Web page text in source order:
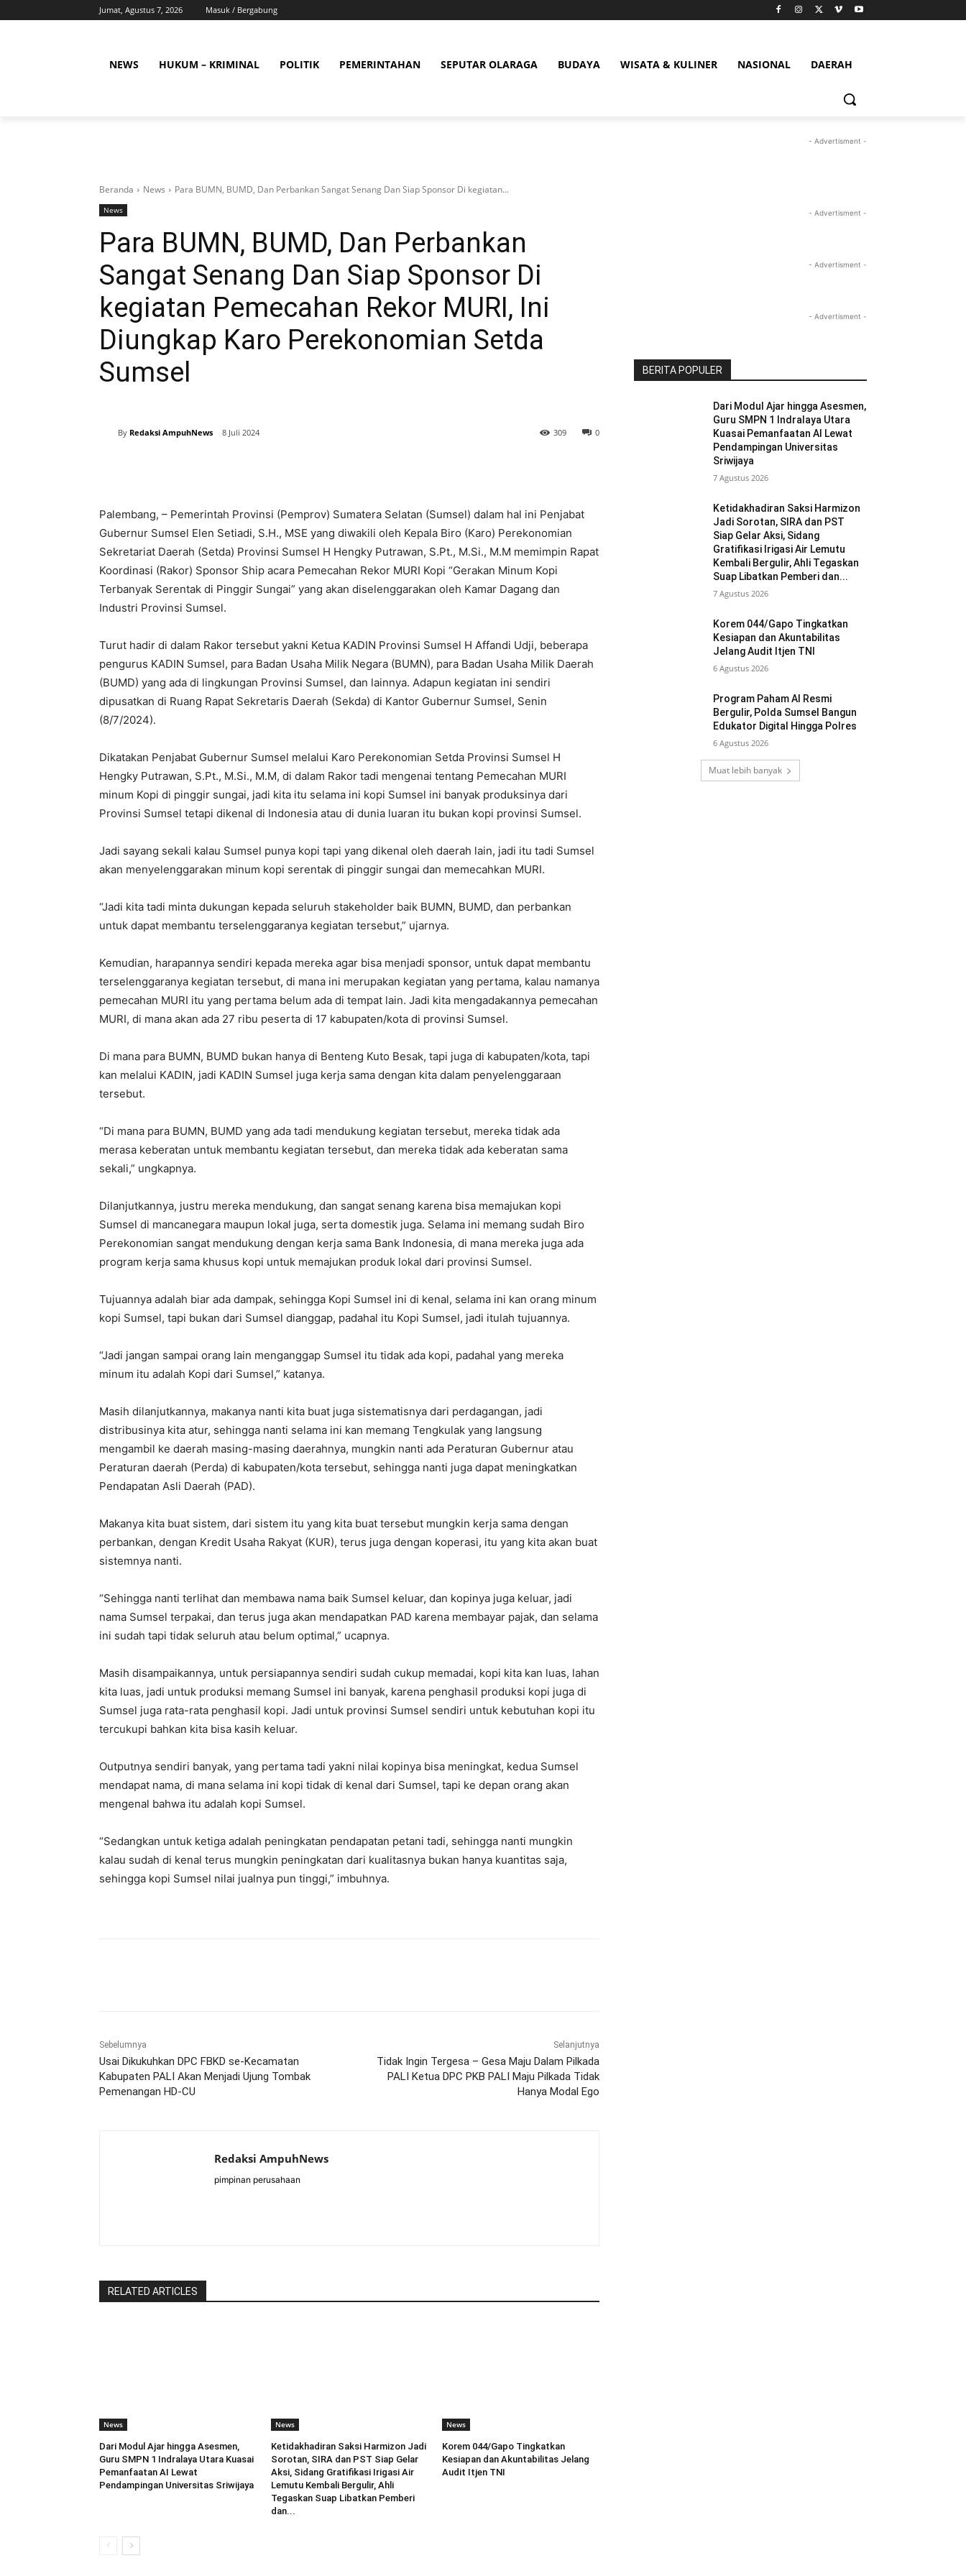
Jumat, Agustus 7, 2026 Masuk / Bergabung
NEWS HUKUM – KRIMINAL POLITIK PEMERINTAHAN SEPUTAR OLARAGA BUDAYA WISATA & KULINER NASIONAL DAERAH
- Advertisment -
Beranda News Para BUMN, BUMD, Dan Perbankan Sangat Senang Dan Siap Sponsor Di kegiatan...
News
Para BUMN, BUMD, Dan Perbankan
Sangat Senang Dan Siap Sponsor Di
kegiatan Pemecahan Rekor MURI, Ini
Diungkap Karo Perekonomian Setda
Sumsel
By Redaksi AmpuhNews 8 Juli 2024 0
309
Palembang, – Pemerintah Provinsi (Pemprov) Sumatera Selatan (Sumsel) dalam hal ini Penjabat
Gubernur Sumsel Elen Setiadi, S.H., MSE yang diwakili oleh Kepala Biro (Karo) Perekonomian
Sekretariat Daerah (Setda) Provinsi Sumsel H Hengky Putrawan, S.Pt., M.Si., M.M memimpin Rapat
Koordinasi (Rakor) Sponsor Ship acara Pemecahan Rekor MURI Kopi “Gerakan Minum Kopi
Terbanyak Serentak di Pinggir Sungai” yang akan diselenggarakan oleh Kamar Dagang dan
Industri Provinsi Sumsel.
Turut hadir di dalam Rakor tersebut yakni Ketua KADIN Provinsi Sumsel H Affandi Udji, beberapa
pengurus KADIN Sumsel, para Badan Usaha Milik Negara (BUMN), para Badan Usaha Milik Daerah
(BUMD) yang ada di lingkungan Provinsi Sumsel, dan lainnya. Adapun kegiatan ini sendiri
dipusatkan di Ruang Rapat Sekretaris Daerah (Sekda) di Kantor Gubernur Sumsel, Senin
(8/7/2024).
Dikatakan Penjabat Gubernur Sumsel melalui Karo Perekonomian Setda Provinsi Sumsel H
Hengky Putrawan, S.Pt., M.Si., M.M, di dalam Rakor tadi mengenai tentang Pemecahan MURI
minum Kopi di pinggir sungai, jadi kita itu selama ini kopi Sumsel ini banyak produksinya dari
Provinsi Sumsel tetapi dikenal di Indonesia atau di dunia luaran itu bukan kopi provinsi Sumsel.
Jadi sayang sekali kalau Sumsel punya kopi tapi yang dikenal oleh daerah lain, jadi itu tadi Sumsel
akan menyelenggarakan minum kopi serentak di pinggir sungai dan memecahkan MURI.
“Jadi kita tadi minta dukungan kepada seluruh stakeholder baik BUMN, BUMD, dan perbankan
untuk dapat membantu terselenggaranya kegiatan tersebut,” ujarnya.
Kemudian, harapannya sendiri kepada mereka agar bisa menjadi sponsor, untuk dapat membantu
terselenggaranya kegiatan tersebut, di mana ini merupakan kegiatan yang pertama, kalau namanya
pemecahan MURI itu yang pertama belum ada di tempat lain. Jadi kita mengadakannya pemecahan
MURI, di mana akan ada 27 ribu peserta di 17 kabupaten/kota di provinsi Sumsel.
Di mana para BUMN, BUMD bukan hanya di Benteng Kuto Besak, tapi juga di kabupaten/kota, tapi
kan melalui KADIN, jadi KADIN Sumsel juga kerja sama dengan kita dalam penyelenggaraan
tersebut.
“Di mana para BUMN, BUMD yang ada tadi mendukung kegiatan tersebut, mereka tidak ada
merasa keberatan untuk membantu kegiatan tersebut, dan mereka tidak ada keberatan sama
sekali,” ungkapnya.
Dilanjutkannya, justru mereka mendukung, dan sangat senang karena bisa memajukan kopi
Sumsel di mancanegara maupun lokal juga, serta domestik juga. Selama ini memang sudah Biro
Perekonomian sangat mendukung dengan kerja sama Bank Indonesia, di mana mereka juga ada
program kerja sama khusus kopi untuk memajukan produk lokal dari provinsi Sumsel.
Tujuannya adalah biar ada dampak, sehingga Kopi Sumsel ini di kenal, selama ini kan orang minum
kopi Sumsel, tapi bukan dari Sumsel dianggap, padahal itu Kopi Sumsel, jadi itulah tujuannya.
“Jadi jangan sampai orang lain menganggap Sumsel itu tidak ada kopi, padahal yang mereka
minum itu adalah Kopi dari Sumsel,” katanya.
Masih dilanjutkannya, makanya nanti kita buat juga sistematisnya dari perdagangan, jadi
distribusinya kita atur, sehingga nanti selama ini kan memang Tengkulak yang langsung
mengambil ke daerah masing-masing daerahnya, mungkin nanti ada Peraturan Gubernur atau
Peraturan daerah (Perda) di kabupaten/kota tersebut, sehingga nanti juga dapat meningkatkan
Pendapatan Asli Daerah (PAD).
Makanya kita buat sistem, dari sistem itu yang kita buat tersebut mungkin kerja sama dengan
perbankan, dengan Kredit Usaha Rakyat (KUR), terus juga dengan koperasi, itu yang kita akan buat
sistemnya nanti.
“Sehingga nanti terlihat dan membawa nama baik Sumsel keluar, dan kopinya juga keluar, jadi
nama Sumsel terpakai, dan terus juga akan mendapatkan PAD karena membayar pajak, dan selama
ini sudah tapi tidak seluruh atau belum optimal,” ucapnya.
Masih disampaikannya, untuk persiapannya sendiri sudah cukup memadai, kopi kita kan luas, lahan
kita luas, jadi untuk produksi memang Sumsel ini banyak, karena penghasil produksi kopi juga di
Sumsel juga rata-rata penghasil kopi. Jadi untuk provinsi Sumsel sendiri untuk kebutuhan kopi itu
tercukupi bahkan kita bisa kasih keluar.
Outputnya sendiri banyak, yang pertama tadi yakni nilai kopinya bisa meningkat, kedua Sumsel
mendapat nama, di mana selama ini kopi tidak di kenal dari Sumsel, tapi ke depan orang akan
mengenal bahwa itu adalah kopi Sumsel.
“Sedangkan untuk ketiga adalah peningkatan pendapatan petani tadi, sehingga nanti mungkin
kalau sudah di kenal terus mungkin peningkatan dari kualitasnya bukan hanya kuantitas saja,
sehingga kopi Sumsel nilai jualnya pun tinggi,” imbuhnya.
Sebelumnya
Usai Dikukuhkan DPC FBKD se-Kecamatan
Kabupaten PALI Akan Menjadi Ujung Tombak
Pemenangan HD-CU
Selanjutnya
Tidak Ingin Tergesa – Gesa Maju Dalam Pilkada
PALI Ketua DPC PKB PALI Maju Pilkada Tidak
Hanya Modal Ego
Redaksi AmpuhNews
pimpinan perusahaan
RELATED ARTICLES
News
Dari Modul Ajar hingga Asesmen,
Guru SMPN 1 Indralaya Utara Kuasai
Pemanfaatan AI Lewat
Pendampingan Universitas Sriwijaya
News
Ketidakhadiran Saksi Harmizon Jadi
Sorotan, SIRA dan PST Siap Gelar
Aksi, Sidang Gratifikasi Irigasi Air
Lemutu Kembali Bergulir, Ahli
Tegaskan Suap Libatkan Pemberi
dan...
News
Korem 044/Gapo Tingkatkan
Kesiapan dan Akuntabilitas Jelang
Audit Itjen TNI
- Advertisment -
- Advertisment -
- Advertisment -
BERITA POPULER
Dari Modul Ajar hingga Asesmen,
Guru SMPN 1 Indralaya Utara
Kuasai Pemanfaatan AI Lewat
Pendampingan Universitas
Sriwijaya
7 Agustus 2026
Ketidakhadiran Saksi Harmizon
Jadi Sorotan, SIRA dan PST
Siap Gelar Aksi, Sidang
Gratifikasi Irigasi Air Lemutu
Kembali Bergulir, Ahli Tegaskan
Suap Libatkan Pemberi dan...
7 Agustus 2026
Korem 044/Gapo Tingkatkan
Kesiapan dan Akuntabilitas
Jelang Audit Itjen TNI
6 Agustus 2026
Program Paham AI Resmi
Bergulir, Polda Sumsel Bangun
Edukator Digital Hingga Polres
6 Agustus 2026
Muat lebih banyak